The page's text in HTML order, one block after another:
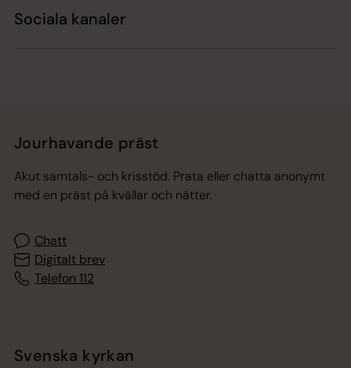
Sociala kanaler
Jourhavande präst
Akut samtals- och krisstöd. Prata eller chatta anonymt
med en präst på kvällar och nätter.
Chatt
Digitalt brev
Telefon 112
Svenska kyrkan